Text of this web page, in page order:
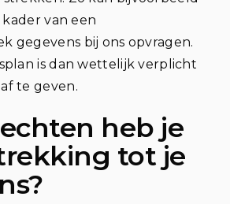
van een
gegevens bij ons opvragen.
is dan wettelijk verplicht
te geven.
heb je
tot je